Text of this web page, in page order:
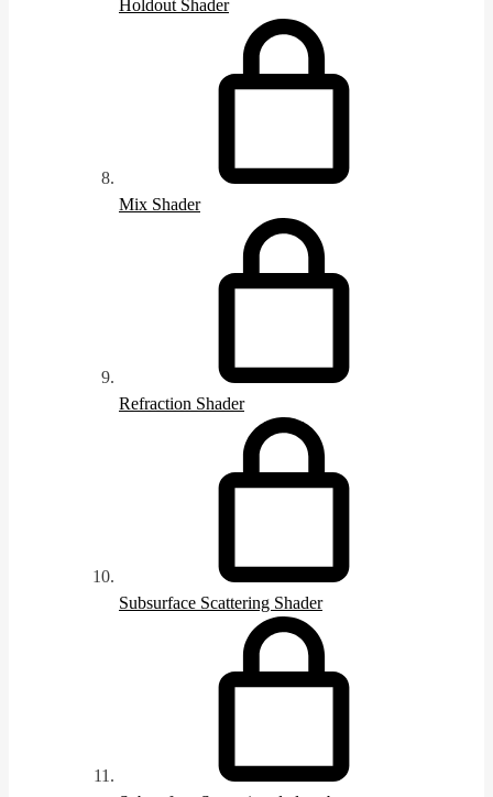
Holdout Shader
Mix Shader
Refraction Shader
Subsurface Scattering Shader